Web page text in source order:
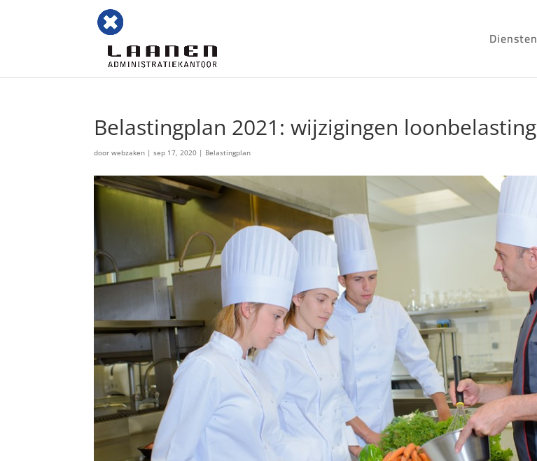
Diensten
Belastingplan 2021: wijzigingen loonbelasting
doorwebzaken |sep 17, 2020 | Belastingplan